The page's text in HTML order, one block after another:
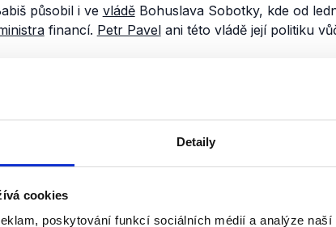
Detaily
cookies
poskytování funkcí sociálních médií a analýze
působil i ve vláděBohuslava Sobotky, kde od
financí. Petr Pavelani této vládě její politiku
svou zem a hrozbu nelegální migrace dle něj
k rozdělování společnosti populistickými politiky.
Výrok proto hodnotíme jako pravdivý.